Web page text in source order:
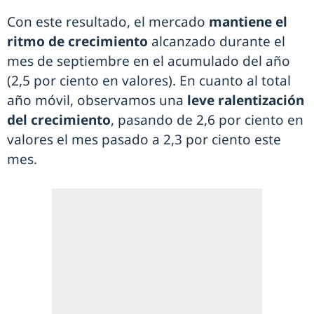
Con este resultado, el mercado mantiene el
ritmo de crecimiento alcanzado durante el
mes de septiembre en el acumulado del año
(2,5 por ciento en valores). En cuanto al total
año móvil, observamos una leve ralentización
del crecimiento, pasando de 2,6 por ciento en
valores el mes pasado a 2,3 por ciento este
mes.